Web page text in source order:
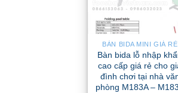
BÀN BIDA MINI GIÁ RẺ
Bàn bida lỗ nhập
cao cấp giá rẻ cho
đình chơi tại nhà
phòng M183A –